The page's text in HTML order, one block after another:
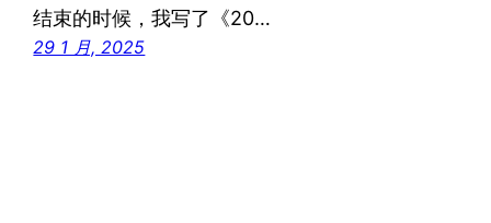
结束的时候，我写了《20…
29 1 月, 2025